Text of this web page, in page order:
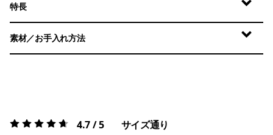
特長
素材／お手入れ方法
評価:4.7 / 5 4.7 / 5 サイズ通り